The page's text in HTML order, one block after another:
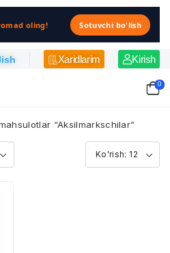
oling! Sotuvchi bo'lish
Xaridlarim Kirish
0
“Aksilmarkschilar”